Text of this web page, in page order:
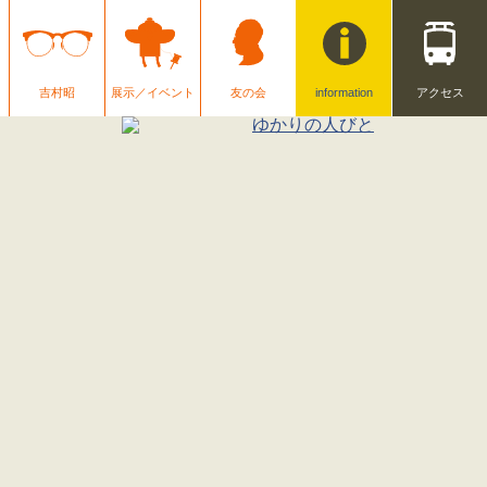
吉村昭 展示／イベント 友の会 information アクセス